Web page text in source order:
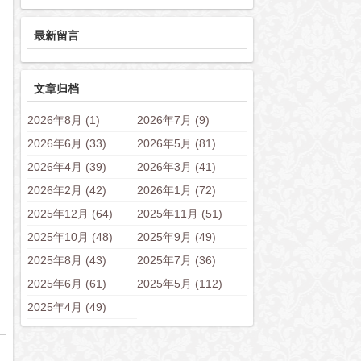
最新留言
文章归档
2026年8月 (1)
2026年7月 (9)
2026年6月 (33)
2026年5月 (81)
2026年4月 (39)
2026年3月 (41)
2026年2月 (42)
2026年1月 (72)
2025年12月 (64)
2025年11月 (51)
2025年10月 (48)
2025年9月 (49)
2025年8月 (43)
2025年7月 (36)
2025年6月 (61)
2025年5月 (112)
2025年4月 (49)